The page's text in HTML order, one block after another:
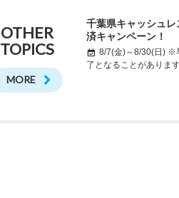
OTHER
TOPICS
MORE
千葉県キャッシュレ
済キャンペーン！
8/7(金)～8/30(日) ※
了となることがありま